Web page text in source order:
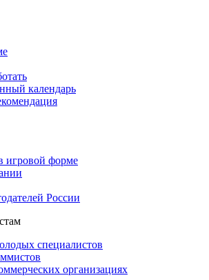
календарь
игровой форме
России
специалистов
организациях